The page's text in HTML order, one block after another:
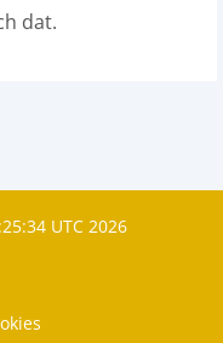
dat.
UTC 2026